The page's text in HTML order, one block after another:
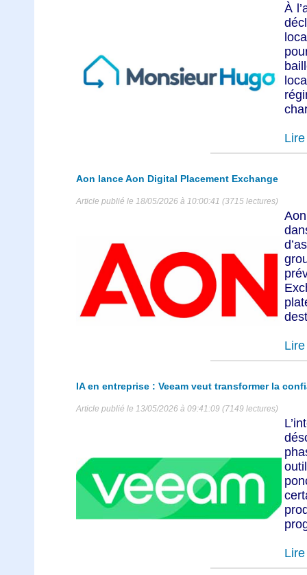
À
Aon lance Aon Digital Placement Exchange
Article publié le 18/05/2026 à 10:00:41 (3715 lectures)
IA en entreprise : Veeam veut transformer la
Article publié le 13/05/2026 à 09:41:09 (7149 lectures)